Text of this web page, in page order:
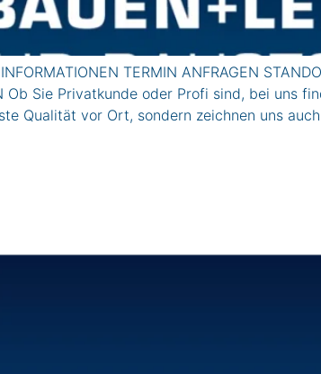
TERMIN ANFRAGEN
Ob Sie Privatkunde oder Profi sind, bei uns
Qualität vor Ort, sondern zeichnen uns